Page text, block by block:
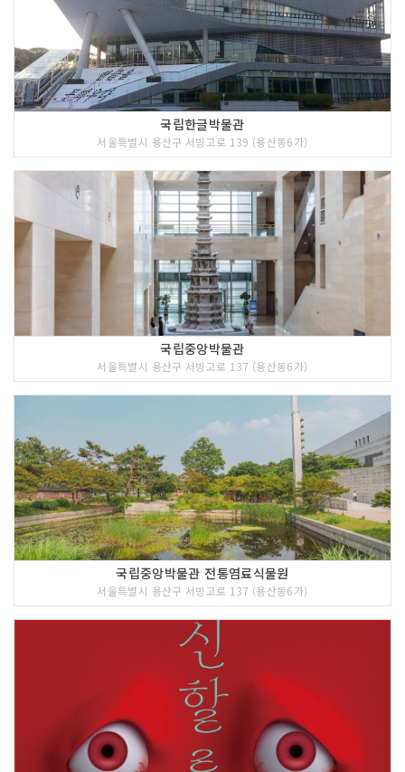
국립한글박물관
서울특별시 용산구 서빙고로 139 (용산동6가)
국립중앙박물관
서울특별시 용산구 서빙고로 137 (용산동6가)
국립중앙박물관 전통염료식물원
서울특별시 용산구 서빙고로 137 (용산동6가)